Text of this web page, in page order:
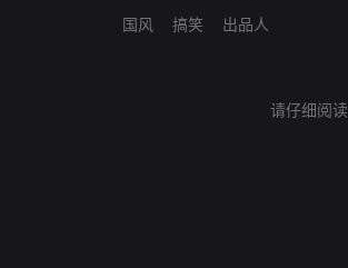
国风
搞笑
出品人
请仔细阅读